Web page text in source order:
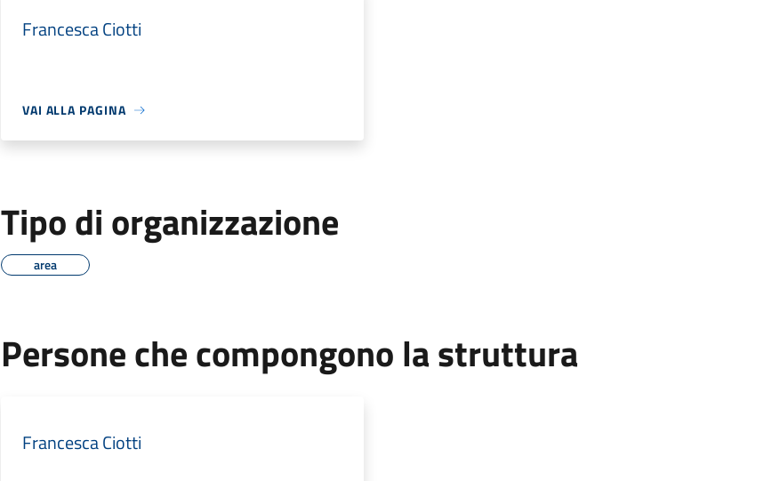
Francesca Ciotti
VAI ALLA PAGINA
Tipo di organizzazione
area
Persone che compongono la struttura
Francesca Ciotti